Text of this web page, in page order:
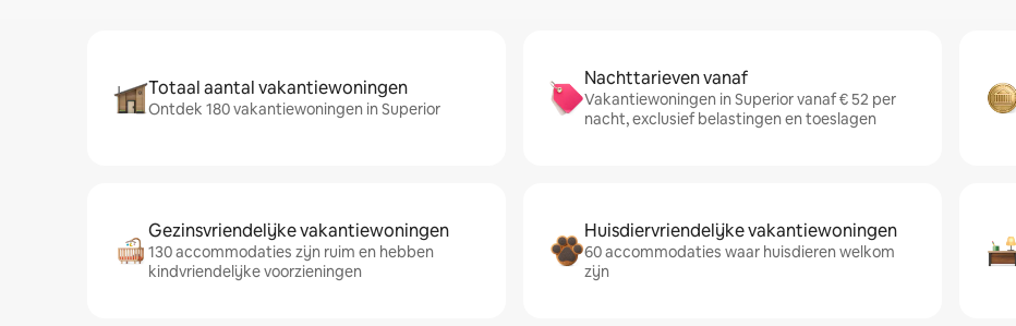
Totaal aantal vakantiewoningen
Ontdek 180 vakantiewoningen in Superior
Nachttarieven vanaf
Vakantiewoningen in Superior vanaf € 52 per
nacht, exclusief belastingen en toeslagen
Gezinsvriendelijke vakantiewoningen
130 accommodaties zijn ruim en hebben
kindvriendelijke voorzieningen
Huisdiervriendelijke vakantiewoningen
60 accommodaties waar huisdieren welkom
zijn